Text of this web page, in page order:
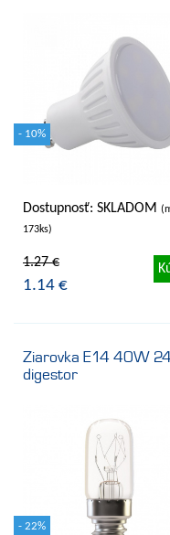
- 10%
Dostupnosť: SKLADOM
173ks)
1.27 €
1.14 €
Ziarovka E14 40W
digestor
- 22%